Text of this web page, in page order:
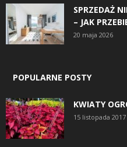
SPRZEDAŻ
– JAK
20 maja 2026
POPULARNE POSTY
KWIATY
15 listopada 2017